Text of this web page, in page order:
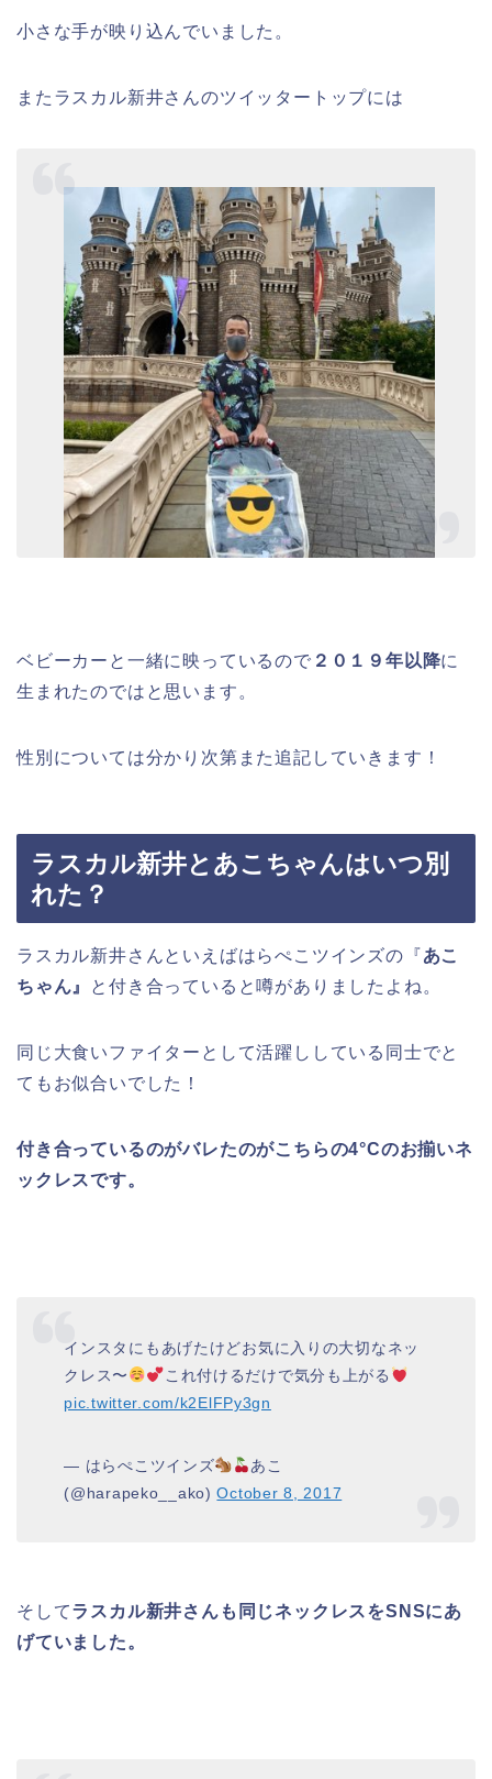
小さな手が映り込んでいました。
またラスカル新井さんのツイッタートップには
ベビーカーと一緒に映っているので ２０１９年以降に
生まれたのではと思います。
性別については分かり次第また追記していきます！
ラスカル新井とあこちゃんはいつ別
れた？
ラスカル新井さんといえばはらぺこツインズの『あこ
ちゃん』
と付き合っていると噂がありましたよね。
同じ大食いファイターとして活躍ししている同士でと
てもお似合いでした！
付き合っているのがバレたのがこちらの4°Cのお揃いネ
ックレスです。
インスタにもあげたけどお気に入りの大切なネッ
クレス〜
これ付けるだけで気分も上がる
pic.twitter.com/k2ElFPy3gn
— はらぺこツインズ
あこ
(@harapeko__ako)October 8, 2017
そしてラスカル新井さんも同じネックレスをSNSにあ
げていました。